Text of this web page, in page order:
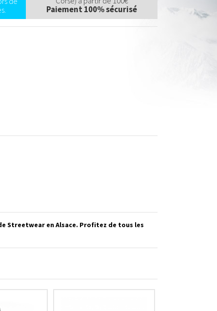
Paiement 100% sécurisé
Streetwear en Alsace. Profitez de tous les